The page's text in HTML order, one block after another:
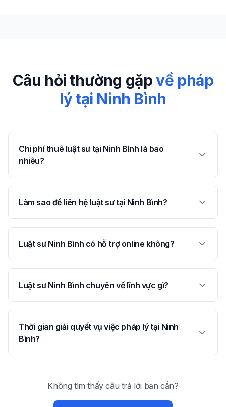
Câu hỏi thường gặpvề pháp
lý tại Ninh Bình
Chi phí thuê luật sư tại Ninh Bình là bao
nhiêu?
Làm sao để liên hệ luật sư tại Ninh Bình?
Luật sư Ninh Bình có hỗ trợ online không?
Luật sư Ninh Bình chuyên về lĩnh vực gì?
Thời gian giải quyết vụ việc pháp lý tại Ninh
Bình?
Không tìm thấy câu trả lời bạn cần?